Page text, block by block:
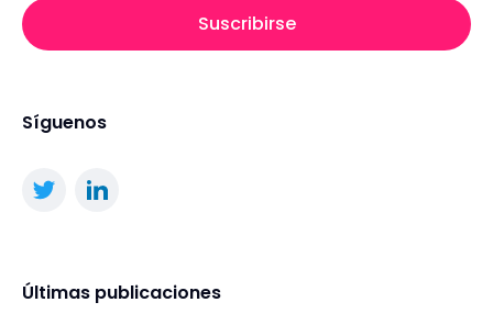
Suscribirse
Síguenos
Últimas publicaciones